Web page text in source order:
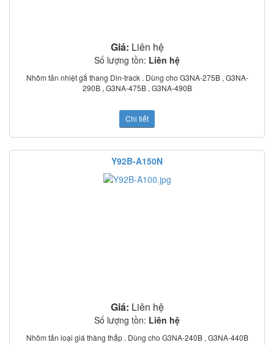
Giá: Liên hệ
Số lượng tồn: Liên hệ
Nhôm tản nhiệt gắ thang Din-track . Dùng cho G3NA-275B , G3NA-
290B , G3NA-475B , G3NA-490B
Chi tiết
Y92B-A150N
Giá: Liên hệ
Số lượng tồn: Liên hệ
Nhôm tản loại giá thàng thấp . Dùng cho G3NA-240B , G3NA-440B